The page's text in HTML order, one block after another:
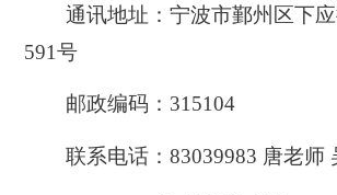
通讯地址：宁波市鄞州区下
591号
邮政编码： 315104
联系电话：83039983 唐老师